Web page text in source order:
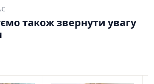
також звернути увагу